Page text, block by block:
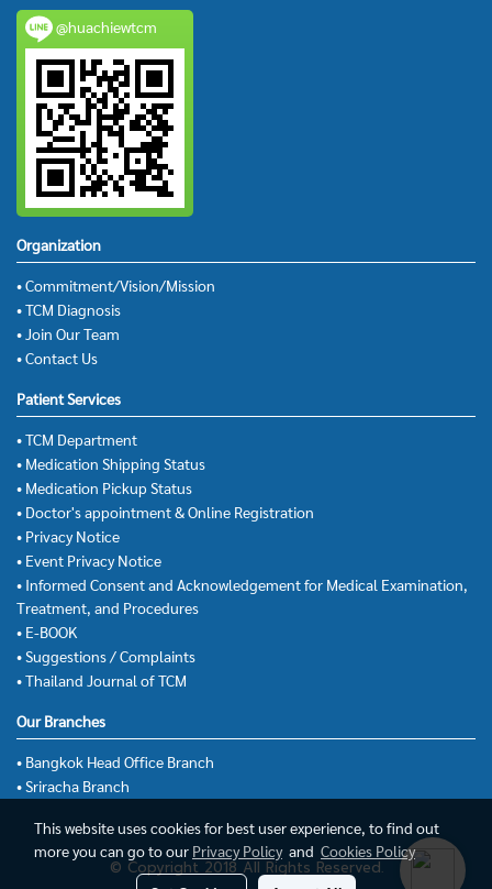
@huachiewtcm
Organization
• Commitment/Vision/Mission
• TCM Diagnosis
• Join Our Team
• Contact Us
Patient Services
• TCM Department
• Medication Shipping Status
• Medication Pickup Status
• Doctor's appointment & Online Registration
• Privacy Notice
• Event Privacy Notice
• Informed Consent and Acknowledgement for Medical Examination,
Treatment, and Procedures
• E-BOOK
• Suggestions / Complaints
• Thailand Journal of TCM
Our Branches
• Bangkok Head Office Branch
• Sriracha Branch
© Copyright 2018 All Rights Reserved.
This website uses cookies for best user experience, to find out
more you can go to our Privacy Policyand Cookies Policy